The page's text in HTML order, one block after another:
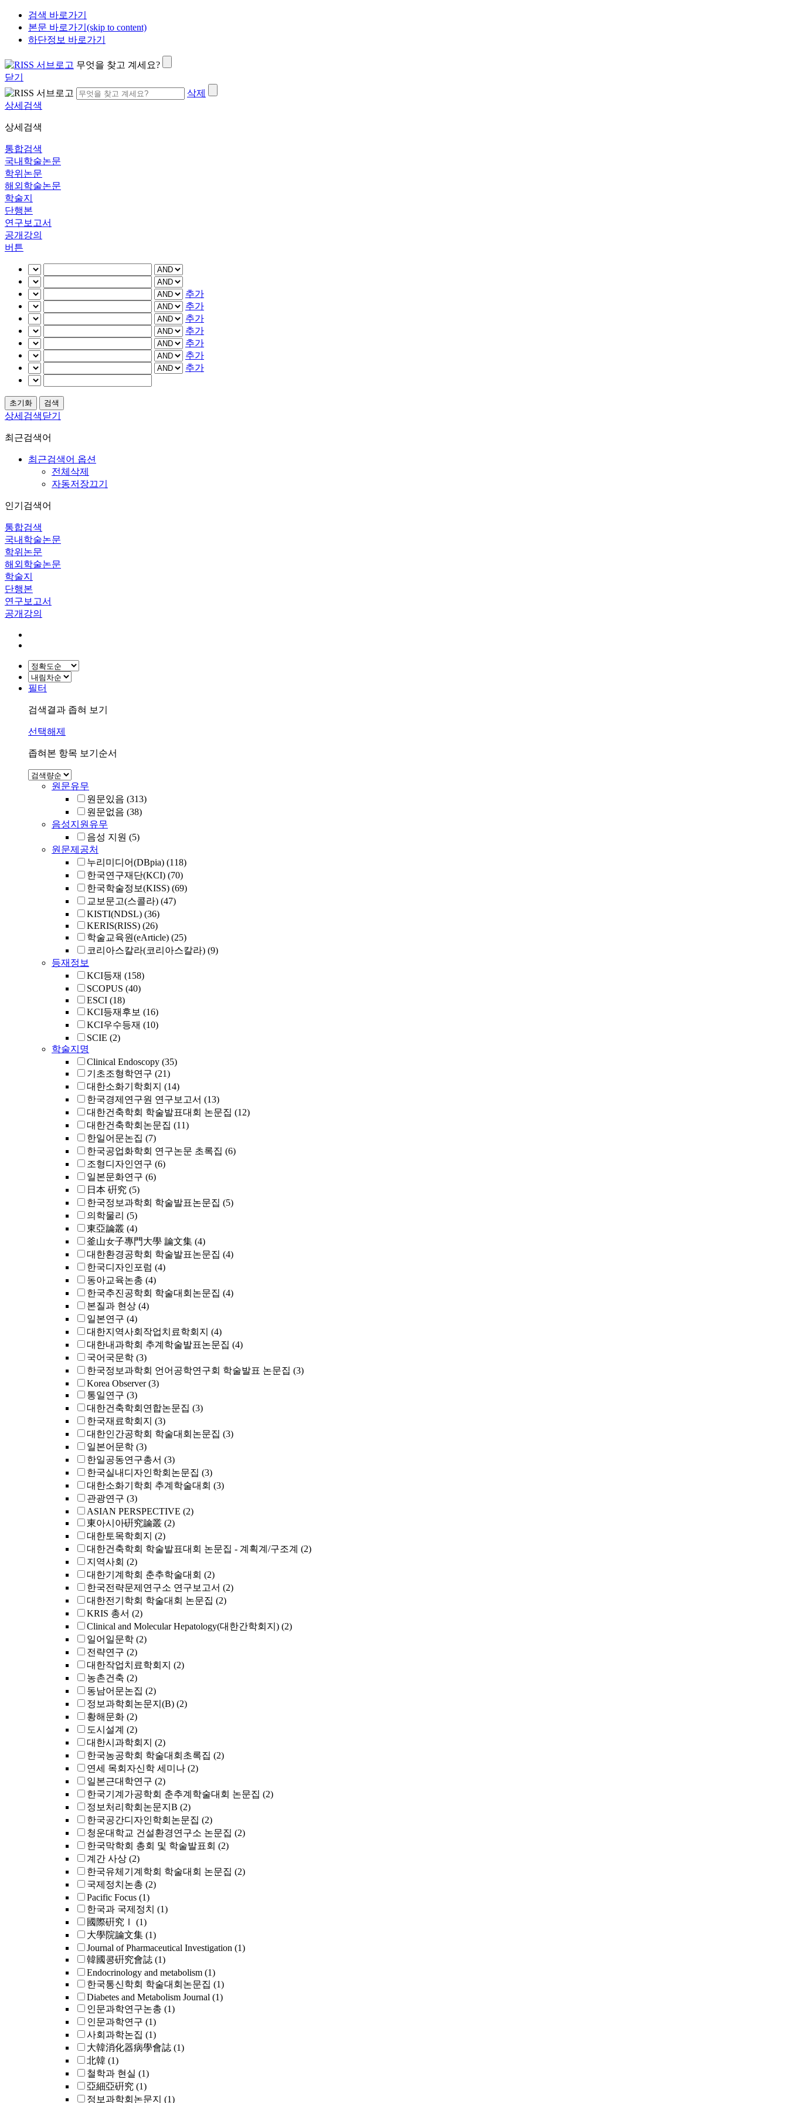
검색 바로가기
본문 바로가기(skip to content)
하단정보 바로가기
무엇을 찾고 계세요?
닫기
삭제
상세검색
상세검색
통합검색
국내학술논문
학위논문
해외학술논문
학술지
단행본
연구보고서
공개강의
버튼
추가
추가
추가
추가
추가
추가
추가
상세검색닫기
최근검색어
최근검색어 옵션
전체삭제
자동저장끄기
인기검색어
통합검색
국내학술논문
학위논문
해외학술논문
학술지
단행본
연구보고서
공개강의
필터
검색결과 좁혀 보기
선택해제
좁혀본 항목 보기순서
원문유무
원문있음 (313)
원문없음 (38)
음성지원유무
음성 지원 (5)
원문제공처
누리미디어(DBpia) (118)
한국연구재단(KCI) (70)
한국학술정보(KISS) (69)
교보문고(스콜라) (47)
KISTI(NDSL) (36)
KERIS(RISS) (26)
학술교육원(eArticle) (25)
코리아스칼라(코리아스칼라) (9)
등재정보
KCI등재 (158)
SCOPUS (40)
ESCI (18)
KCI등재후보 (16)
KCI우수등재 (10)
SCIE (2)
학술지명
Clinical Endoscopy (35)
기초조형학연구 (21)
대한소화기학회지 (14)
한국경제연구원 연구보고서 (13)
대한건축학회 학술발표대회 논문집 (12)
대한건축학회논문집 (11)
한일어문논집 (7)
한국공업화학회 연구논문 초록집 (6)
조형디자인연구 (6)
일본문화연구 (6)
日本 硏究 (5)
한국정보과학회 학술발표논문집 (5)
의학물리 (5)
東亞論叢 (4)
釜山女子專門大學 論文集 (4)
대한환경공학회 학술발표논문집 (4)
한국디자인포럼 (4)
동아교육논총 (4)
한국추진공학회 학술대회논문집 (4)
본질과 현상 (4)
일본연구 (4)
대한지역사회작업치료학회지 (4)
대한내과학회 추계학술발표논문집 (4)
국어국문학 (3)
한국정보과학회 언어공학연구회 학술발표 논문집 (3)
Korea Observer (3)
통일연구 (3)
대한건축학회연합논문집 (3)
한국재료학회지 (3)
대한인간공학회 학술대회논문집 (3)
일본어문학 (3)
한일공동연구총서 (3)
한국실내디자인학회논문집 (3)
대한소화기학회 추계학술대회 (3)
관광연구 (3)
ASIAN PERSPECTIVE (2)
東아시아硏究論叢 (2)
대한토목학회지 (2)
대한건축학회 학술발표대회 논문집 - 계획계/구조계 (2)
지역사회 (2)
대한기계학회 춘추학술대회 (2)
한국전략문제연구소 연구보고서 (2)
대한전기학회 학술대회 논문집 (2)
KRIS 총서 (2)
Clinical and Molecular Hepatology(대한간학회지) (2)
일어일문학 (2)
전략연구 (2)
대한작업치료학회지 (2)
농촌건축 (2)
동남어문논집 (2)
정보과학회논문지(B) (2)
황해문화 (2)
도시설계 (2)
대한시과학회지 (2)
한국농공학회 학술대회초록집 (2)
연세 목회자신학 세미나 (2)
일본근대학연구 (2)
한국기계가공학회 춘추계학술대회 논문집 (2)
정보처리학회논문지B (2)
한국공간디자인학회논문집 (2)
청운대학교 건설환경연구소 논문집 (2)
한국막학회 총회 및 학술발표회 (2)
계간 사상 (2)
한국유체기계학회 학술대회 논문집 (2)
국제정치논총 (2)
Pacific Focus (1)
한국과 국제정치 (1)
國際硏究Ⅰ
(1)
大學院論文集 (1)
Journal of Pharmaceutical Investigation (1)
韓國콩硏究會誌 (1)
Endocrinology and metabolism (1)
한국통신학회 학술대회논문집 (1)
Diabetes and Metabolism Journal (1)
인문과학연구논총 (1)
인문과학연구 (1)
사회과학논집 (1)
大韓消化器病學會誌 (1)
北韓 (1)
철학과 현실 (1)
亞細亞硏究 (1)
정보과학회논문지 (1)